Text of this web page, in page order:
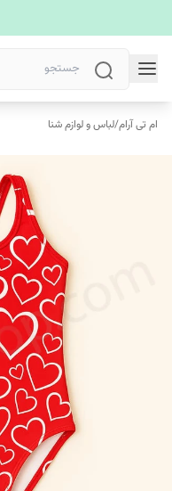
ام تی آرام/لباس و لوازم شنا